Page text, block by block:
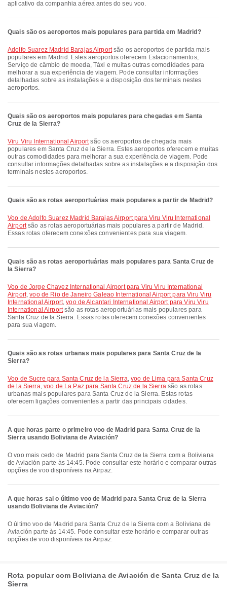
aplicativo da companhia aérea antes do seu voo.
Quais são os aeroportos mais populares para partida em Madrid?
Adolfo Suarez Madrid Barajas Airportsão os aeroportos de partida mais
populares em Madrid. Estes aeroportos oferecem Estacionamentos,
Serviço de câmbio de moeda, Táxi e muitas outras comodidades para
melhorar a sua experiência de viagem. Pode consultar informações
detalhadas sobre as instalações e a disposição dos terminais nestes
aeroportos.
Quais são os aeroportos mais populares para chegadas em Santa
Cruz de la Sierra?
Viru Viru International Airportsão os aeroportos de chegada mais
populares em Santa Cruz de la Sierra. Estes aeroportos oferecem e muitas
outras comodidades para melhorar a sua experiência de viagem. Pode
consultar informações detalhadas sobre as instalações e a disposição dos
terminais nestes aeroportos.
Quais são as rotas aeroportuárias mais populares a partir de Madrid?
voo de Adolfo Suarez Madrid Barajas Airport para Viru Viru International
Airportsão as rotas aeroportuárias mais populares a partir de Madrid.
Essas rotas oferecem conexões convenientes para sua viagem.
Quais são as rotas aeroportuárias mais populares para Santa Cruz de
la Sierra?
voo de Jorge Chavez International Airport para Viru Viru International
Airport,voo de Rio de Janeiro Galeao International Airport para Viru Viru
International Airport,voo de Alcantari International Airport para Viru Viru
International Airportsão as rotas aeroportuárias mais populares para
Santa Cruz de la Sierra. Essas rotas oferecem conexões convenientes
para sua viagem.
Quais são as rotas urbanas mais populares para Santa Cruz de la
Sierra?
voo de Sucre para Santa Cruz de la Sierra,voo de Lima para Santa Cruz
de la Sierra, voo de La Paz para Santa Cruz de la Sierrasão as rotas
urbanas mais populares para Santa Cruz de la Sierra. Estas rotas
oferecem ligações convenientes a partir das principais cidades.
A que horas parte o primeiro voo de Madrid para Santa Cruz de la
Sierra usando Boliviana de Aviación?
O voo mais cedo de Madrid para Santa Cruz de la Sierra com a Boliviana
de Aviación parte às 14:45. Pode consultar este horário e comparar outras
opções de voo disponíveis na Airpaz.
A que horas sai o último voo de Madrid para Santa Cruz de la Sierra
usando Boliviana de Aviación?
O último voo de Madrid para Santa Cruz de la Sierra com a Boliviana de
Aviación parte às 14:45. Pode consultar este horário e comparar outras
opções de voo disponíveis na Airpaz.
Rota popular com Boliviana de Aviación de Santa Cruz de la
Sierra